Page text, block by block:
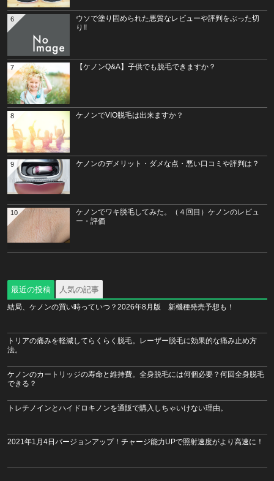
ウソで塗り固められた悪質なレビューや評判をぶった切
り!!
6
【ケノンQ&A】子供でも脱毛できますか？
7
ケノンでVIO脱毛は出来ますか？
8
ケノンのデメリット・ダメな点・悪い口コミや評判は？
9
ケノンでワキ脱毛してみた。（４回目）ケノンのレビュ
ー・評価
10
最近の投稿 人気の記事
結局、ケノンの買い時っていつ？2026年8月版 新機種発売予想も！
トリアの痛みを軽減してらくらく脱毛。レーザー脱毛に効果的な痛み止め方
法。
ケノンのカートリッジの寿命と維持費。全身脱毛には何個必要？何回全身脱毛
できる？
トレチノインとハイドロキノンを通販で購入しちゃいけない理由。
2021年1月4日バージョンアップ！チャージ能力UPで照射速度がより高速に！